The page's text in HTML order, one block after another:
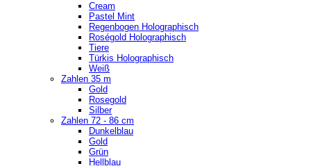
Cream
Pastel Mint
Regenbogen Holographisch
Roségold Holographisch
Tiere
Türkis Holographisch
Weiß
Zahlen 35 m
Gold
Rosegold
Silber
Zahlen 72 - 86 cm
Dunkelblau
Gold
Grün
Hellblau